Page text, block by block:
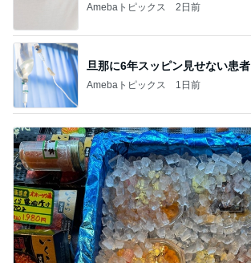
Amebaトピックス 2日前
旦那に6年スッピン見せない患者
Amebaトピックス 1日前